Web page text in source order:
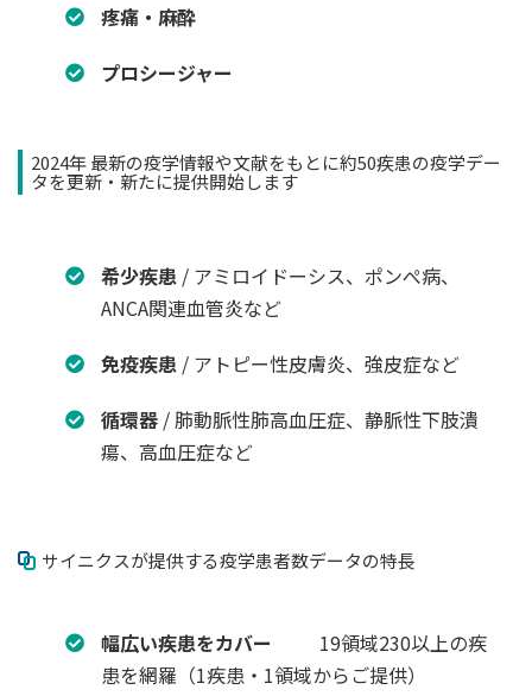
疼痛・麻酔
プロシージャー
2024年 最新の疫学情報や文献をもとに約50疾患の疫学デー
タを更新・新たに提供開始します
希少疾患 / アミロイドーシス、ポンぺ病、
ANCA関連血管炎など
免疫疾患 / アトピー性皮膚炎、強皮症など
循環器 / 肺動脈性肺高血圧症、静脈性下肢潰
瘍、高血圧症など
サイニクスが提供する疫学患者数データの特長
幅広い疾患をカバー 19領域230以上の疾
患を網羅（1疾患・1領域からご提供）